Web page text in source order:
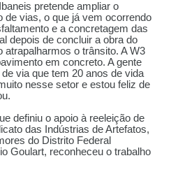
pretende ampliar o
de vias, o que já vem ocorrendo
e a concretagem das
depois de concluir a obra do
atrapalharmos o trânsito. A W3
em concreto. A gente
via que tem 20 anos de vida
nesse setor e estou feliz de
definiu o apoio à reeleição de
das Indústrias de Artefatos,
do Distrito Federal
Goulart, reconheceu o trabalho